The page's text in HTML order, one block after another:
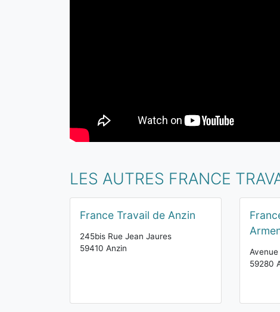
LES AUTRES FRANCE
France Travail de Anzin
245bis Rue Jean Jaures
59410 Anzin
Avenue
59280